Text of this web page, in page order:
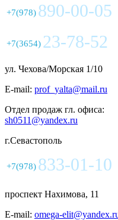
+7(978) 890-00-05
+7(3654) 23-78-52
ул. Чехова/Морская 1/10
E-mail: prof_yalta@mail.ru
Отдел продаж гл. офиса:
sh0511@yandex.ru
г.Севастополь
+7(978) 833-01-10
проспект Нахимова, 11
E-mail: omega-